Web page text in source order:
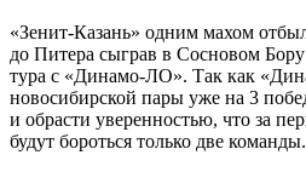
«Зенит-Казань» одним махом
до Питера сыграв в Сосновом
тура с «Динамо-ЛО». Так как
новосибирской пары уже на 3
и обрасти уверенностью, что за
будут бороться только две команды.